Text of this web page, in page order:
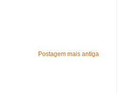
Postagem mais antiga